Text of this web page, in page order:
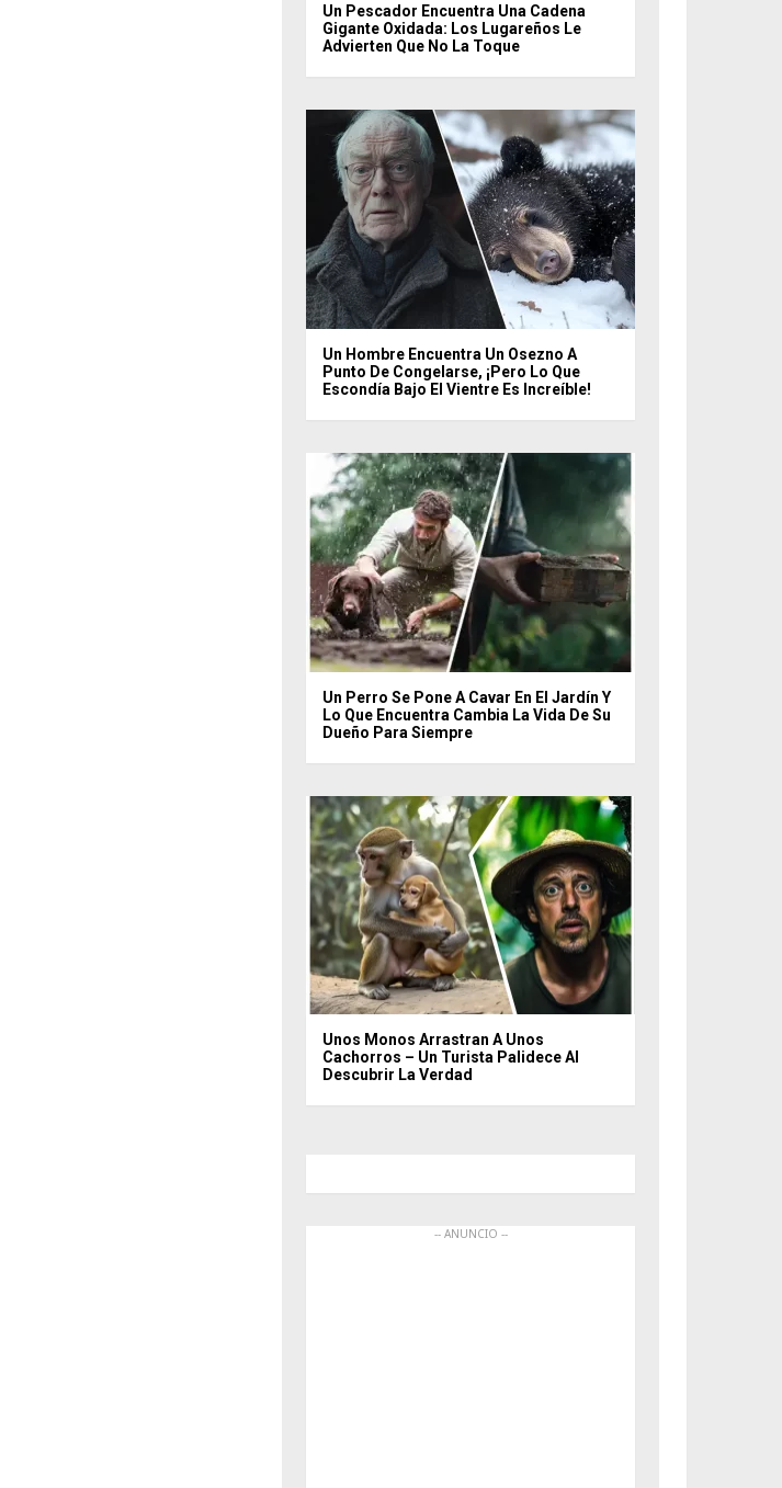
Un Pescador Encuentra Una Cadena
Gigante Oxidada: Los Lugareños Le
Advierten Que No La Toque
Un Hombre Encuentra Un Osezno A
Punto De Congelarse, ¡pero Lo Que
Escondía Bajo El Vientre Es Increíble!
Un Perro Se Pone A Cavar En El Jardín Y
Lo Que Encuentra Cambia La Vida De Su
Dueño Para Siempre
Unos Monos Arrastran A Unos
Cachorros – Un Turista Palidece Al
Descubrir La Verdad